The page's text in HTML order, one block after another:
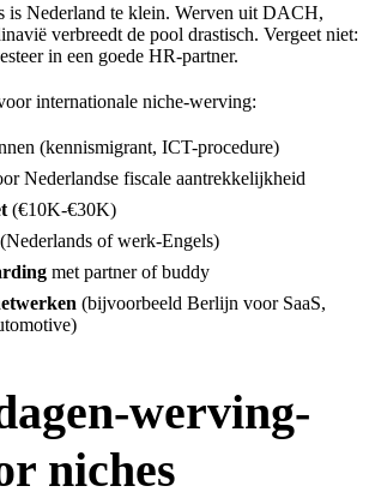
is Nederland te klein. Werven uit DACH,
verbreedt de pool drastisch. Vergeet niet:
in een goede HR-partner.
internationale niche-werving:
(kennismigrant, ICT-procedure)
Nederlandse fiscale aantrekkelijkheid
(€10K-€30K)
(Nederlands of werk-Engels)
met partner of buddy
(bijvoorbeeld Berlijn voor SaaS,
werving-
niches